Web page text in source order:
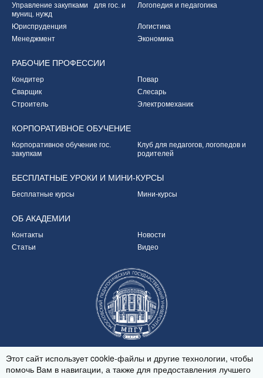
Управление закупками для гос. и
муниц. нужд
Логопедия и педагогика
Юриспруденция
Логистика
Менеджмент
Экономика
РАБОЧИЕ ПРОФЕССИИ
Кондитер
Повар
Сварщик
Слесарь
Строитель
Электромеханик
КОРПОРАТИВНОЕ ОБУЧЕНИЕ
Корпоративное обучение гос.
закупкам
Клуб для педагогов, логопедов и
родителей
БЕСПЛАТНЫЕ УРОКИ И МИНИ-КУРСЫ
Бесплатные курсы Мини-курсы
ОБ АКАДЕМИИ
Контакты
Новости
Статьи
Видео
Этот сайт использует cookie-файлы и другие технологии, чтобы
помочь Вам в навигации, а также для предоставления лучшего